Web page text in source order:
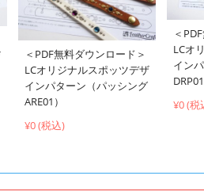
＜PDF無料ダウンロード＞
LCオリジナルスポッツデザ
インパターン（パッシング
ARE01）
¥0 (税込)
＜
LCオ
イン
DRP01
¥0 (税